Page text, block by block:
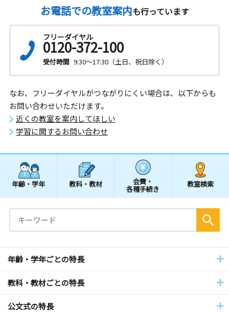
お電話での教室案内も行っています
フリーダイヤル
0120-372-100
受付時間 9:30～17:30（土日、祝日除く）
なお、フリーダイヤルがつながりにくい場合は、以下からも
お問い合わせいただけます。
近くの教室を案内してほしい
学習に関するお問い合わせ
年齢・学年 教科・教材 会費・
各種手続き
教室検索
年齢・学年ごとの特長
教科・教材ごとの特長
公文式の特長